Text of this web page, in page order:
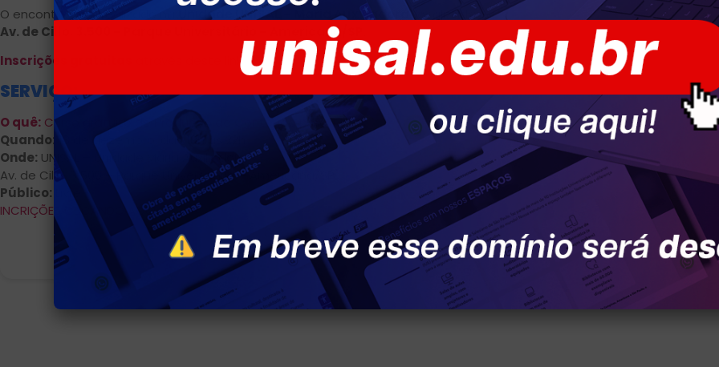
O encontro será realizado na
Unidade UNISAL – Maria Auxiliadora, localizada na
Av. de Cillo, 3.500 – Parque Universitário – Americana/SP
Inscrições gratuitas
através deste link
SERVIÇO:
O quê: Curso gratuito de Produção de Conteúdo para TikTok
Quando: 18 de dezembro, das 19h às 22h
Onde: UNISAL – Unidade Maria Auxiliadora
Av. de Cillo, 3.500 – Parque Universitário – Americana/SP
Público: Livre
INCRIÇÕES CLICANDO AQUI